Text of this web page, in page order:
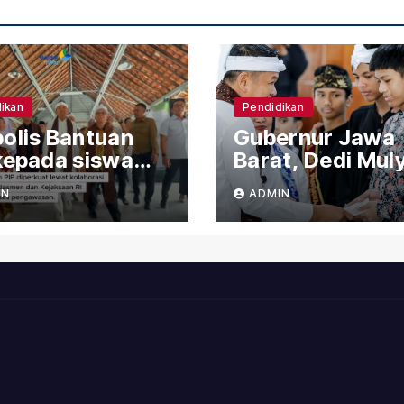
Bantuan
siswa
Cicendo Kota
Pendidikan
Gubernur Jawa
Barat, Dedi
menyerahkan
Bantuan (PIP)
Kepada Siswa
ADMIN